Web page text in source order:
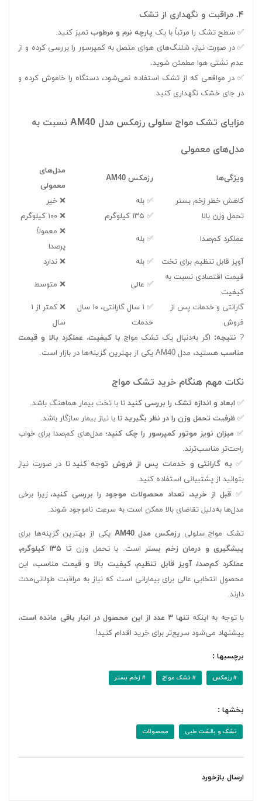
۴. مراقبت و نگهداری از تشک
✅ سطح تشک را مرتباً با یک پارچه نرم و مرطوب تمیز کنید.
✅ در صورت نیاز، شلنگ‌های هوای متصل به کمپرسور را بررسی کرده و از
عدم نشتی هوا مطمئن شوید.
✅ در مواقعی که از تشک استفاده نمی‌شود، دستگاه را خاموش کرده و
در جای خشک نگهداری کنید.
مزایای تشک مواج سلولی رزمکس مدل AM40 نسبت به
مدل‌های معمولی
ویژگی‌ها رزمکس AM40
مدل‌های
معمولی
کاهش خطر زخم بستر
✅ بله
❌ خیر
تحمل وزن بالا
✅ ۱۳۵ کیلوگرم ❌ ۱۰۰ کیلوگرم
عملکرد کم‌صدا ✅ بله
❌ معمولاً
پرصدا
آویز قابل تنظیم برای تخت
✅ بله
❌ ندارد
قیمت اقتصادی نسبت به
کیفیت
✅ عالی ❌ متوسط
گارانتی و خدمات پس از
فروش
✅ ۱ سال گارانتی، ۱۰ سال
خدمات
❌ کمتر از ۱
سال
? نتیجه: اگر به‌دنبال یک تشک مواج با کیفیت، عملکرد بالا و قیمت
مناسب هستید، مدل AM40 یکی از بهترین گزینه‌ها در بازار است.
نکات مهم هنگام خرید تشک مواج
✅ ابعاد و اندازه تشک را بررسی کنید تا با تخت بیمار هماهنگ باشد.
✅ ظرفیت تحمل وزن را در نظر بگیرید تا با نیاز بیمار سازگار باشد.
✅ میزان نویز موتور کمپرسور را چک کنید؛ مدل‌های کم‌صدا برای خواب
راحت‌تر مناسب‌ترند.
✅ به گارانتی و خدمات پس از فروش توجه کنید تا در صورت نیاز
بتوانید از پشتیبانی استفاده کنید.
✅ قبل از خرید، تعداد محصولات موجود را بررسی کنید، زیرا برخی
مدل‌ها به‌دلیل تقاضای بالا ممکن است به سرعت ناموجود شوند.
تشک مواج سلولی رزمکس مدل AM40
یکی از بهترین گزینه‌ها برای
پیشگیری و درمان زخم بستراست. با تحمل وزن
تا ۱۳۵ کیلوگرم،
عملکرد کم‌صدا، آویز قابل تنظیم، کیفیت بالا و قیمت مناسب، این
محصول انتخابی عالی برای بیمارانی است که نیاز به مراقبت طولانی‌مدت
دارند.
با توجه به اینکه تنها ۳ عدد از این محصول در انبار باقی مانده است
،
پیشنهاد می‌شود سریع‌تر برای خرید اقدام کنید!
برچسبها :
# رزمکس # تشک مواج # زخم بستر
بخشها :
تشک و بالشت طبی محصولات
ارسال بازخورد